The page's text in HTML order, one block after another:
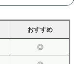
おすすめ
◎